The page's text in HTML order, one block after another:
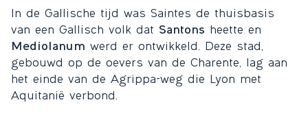
In de Gallische tijd was Saintes de thuisbasis
van een Gallisch volk dat Santons heette en
Mediolanum werd er ontwikkeld. Deze stad,
gebouwd op de oevers van de Charente, lag aan
het einde van de Agrippa-weg die Lyon met
Aquitanië verbond.